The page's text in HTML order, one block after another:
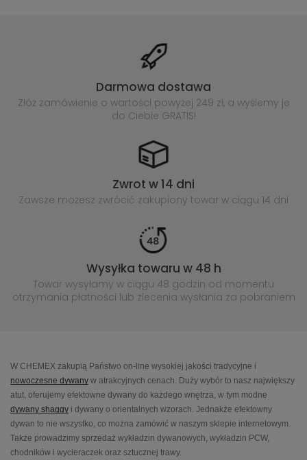
Darmowa dostawa
Złóż zamówienie o wartości powyżej 249 zł, a wyślemy je
do Ciebie GRATIS!
Zwrot w 14 dni
Zawsze możesz zwrócić zakupiony towar w ciągu 14 dni
Wysyłka towaru w 48 h
Towar wysyłamy w ciągu 48 godzin od momentu
otrzymania płatności lub zlecenia wysłania za pobraniem
W CHEMEX zakupią Państwo on-line wysokiej jakości tradycyjne i
nowoczesne dywany w atrakcyjnych cenach. Duży wybór to nasz największy
atut, oferujemy efektowne dywany do każdego wnętrza, w tym modne
dywany shaggy i dywany o orientalnych wzorach. Jednakże efektowny
dywan to nie wszystko, co można zamówić w naszym sklepie internetowym.
Także prowadzimy sprzedaż wykładzin dywanowych, wykładzin PCW,
chodników i wycieraczek oraz sztucznej trawy.